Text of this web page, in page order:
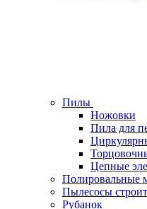
Пилы
Ножовки
Пила для
Цепные
Полировальные
Пылесосы
Рубанок